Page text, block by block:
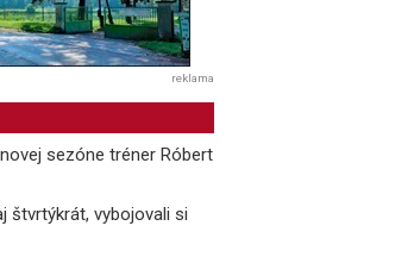
reklama
sezóne tréner Róbert
štvrtýkrát, vybojovali si